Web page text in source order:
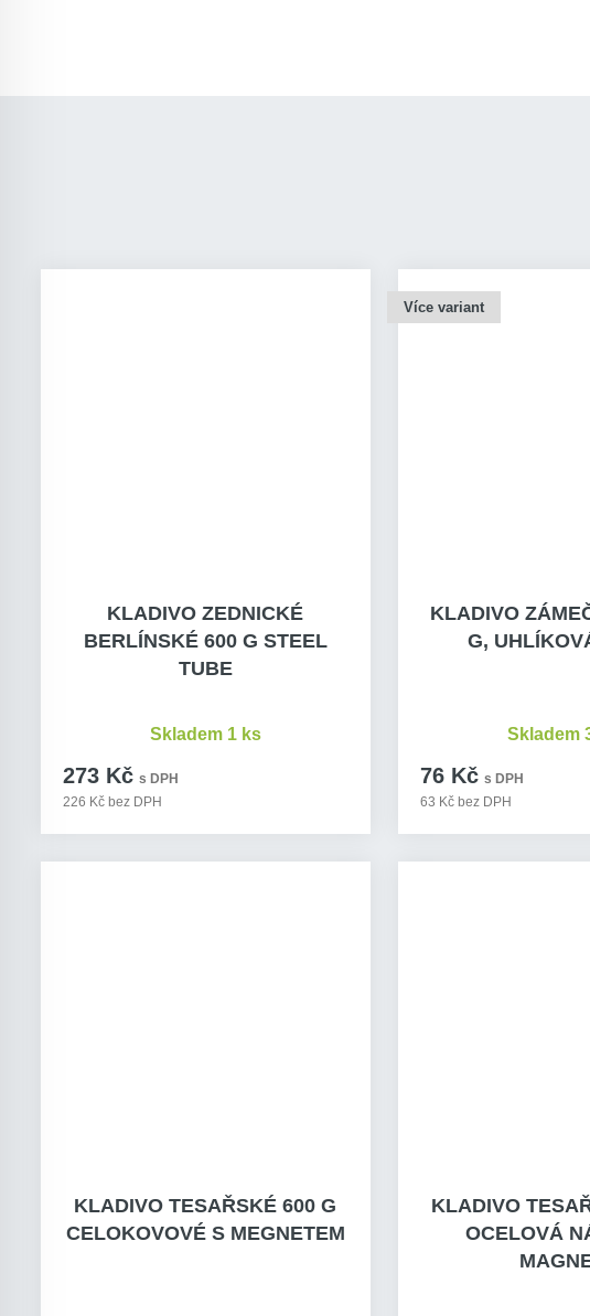
KLADIVO ZEDNICKÉ
BERLÍNSKÉ 600 G STEEL
TUBE
273 Kč s DPH
226 Kč bez DPH
Skladem 1 ks
Více variant
KLADIVO
G,
76 Kč s DPH
63 Kč bez DPH
Skladem
KLADIVO TESAŘSKÉ 600 G
CELOKOVOVÉ S MEGNETEM
KLADIVO
OCELOVÁ